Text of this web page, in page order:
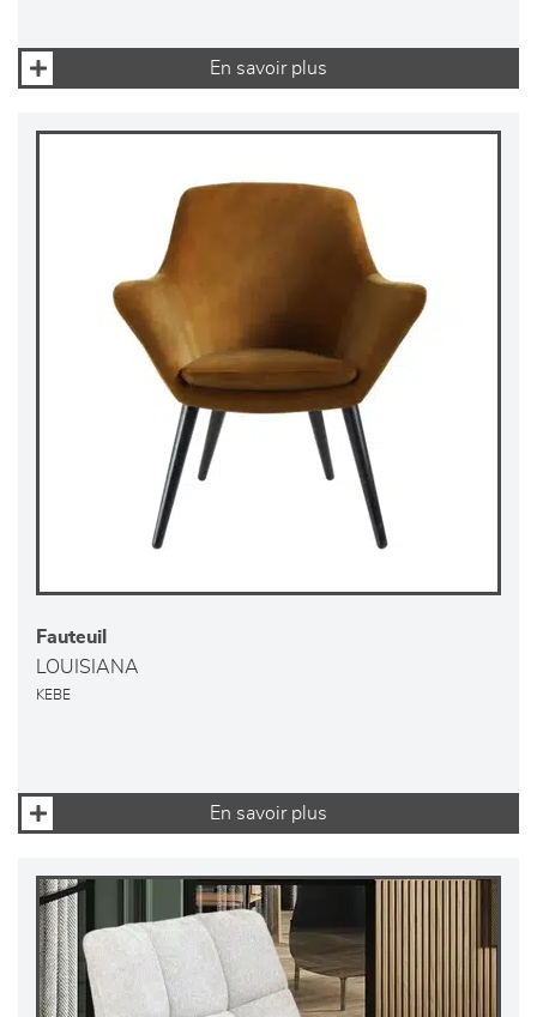
En savoir plus
Fauteuil
LOUISIANA
KEBE
En savoir plus